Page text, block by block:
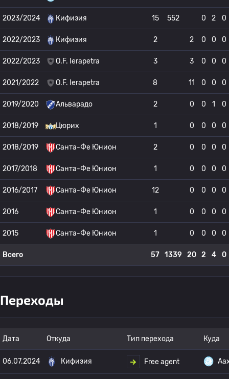
2023/2024 Кифизия 15 552 0 2 0
2022/2023 Кифизия 2 2 0 0 0
2022/2023 O.F. Ierapetra 3 3 0 0 0
2021/2022 O.F. Ierapetra 8 11 0 0 0
2019/2020 Альварадо 2 0 0 1 0
2018/2019 Цюрих 1 0 0 0 0
2018/2019 Санта-Фе Юнион 2 0 0 0 0
2017/2018 Санта-Фе Юнион 1 0 0 0 0
2016/2017 Санта-Фе Юнион 12 0 0 0 0
2016 Санта-Фе Юнион 1 0 0 0 0
2015 Санта-Фе Юнион 1 0 0 0 0
Всего 57 1339 20 2 4 0
Переходы
Дата Откуда Тип перехода Куда
06.07.2024 Кифизия Free agent